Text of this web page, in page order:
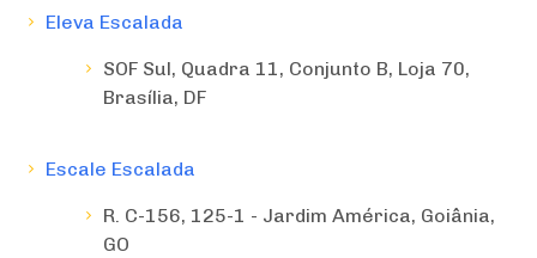
Eleva Escalada
SOF Sul, Quadra 11, Conjunto B, Loja 70,
Brasília, DF
Escale Escalada
R. C-156, 125-1 - Jardim América, Goiânia,
GO